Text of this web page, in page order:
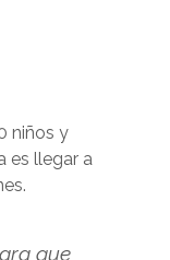
niños y
es llegar a
que